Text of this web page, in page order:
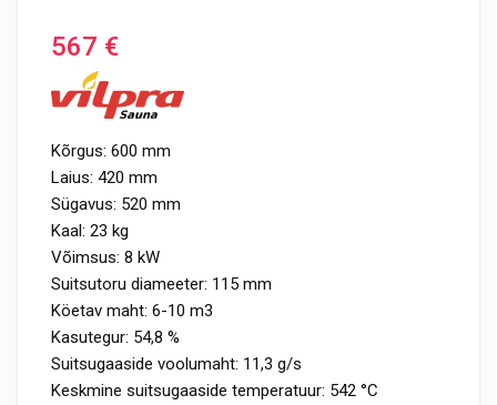
567 €
Kõrgus: 600 mm
Laius: 420 mm
Sügavus: 520 mm
Kaal: 23 kg
Võimsus: 8 kW
Suitsutoru diameeter: 115 mm
Köetav maht: 6-10 m3
Kasutegur: 54,8 %
Suitsugaaside voolumaht: 11,3 g/s
Keskmine suitsugaaside temperatuur: 542 °C